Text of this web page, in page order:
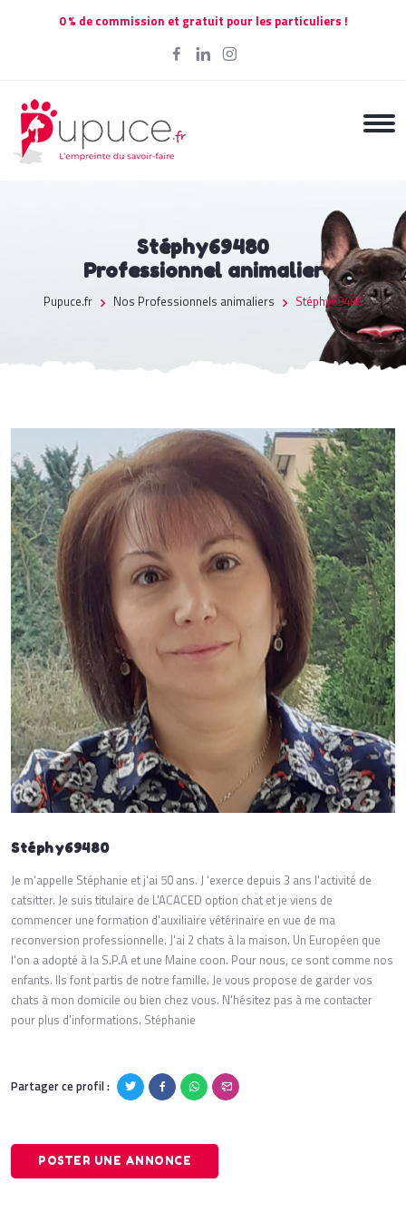
0 % de commission et gratuit pour les particuliers !
Stéphy69480
Professionnel animalier
Pupuce.fr Nos Professionnels animaliers Stéphy69480
Stéphy69480
Je m'appelle Stéphanie et j'ai 50 ans. J 'exerce depuis 3 ans l'activité de
catsitter. Je suis titulaire de L'ACACED option chat et je viens de
commencer une formation d'auxiliaire vétérinaire en vue de ma
reconversion professionnelle. J'ai 2 chats à la maison. Un Européen que
l'on a adopté à la S.P.A et une Maine coon. Pour nous, ce sont comme nos
enfants. Ils font partis de notre famille. Je vous propose de garder vos
chats à mon domicile ou bien chez vous. N'hésitez pas à me contacter
pour plus d'informations. Stéphanie
Partager ce profil :
POSTER UNE ANNONCE